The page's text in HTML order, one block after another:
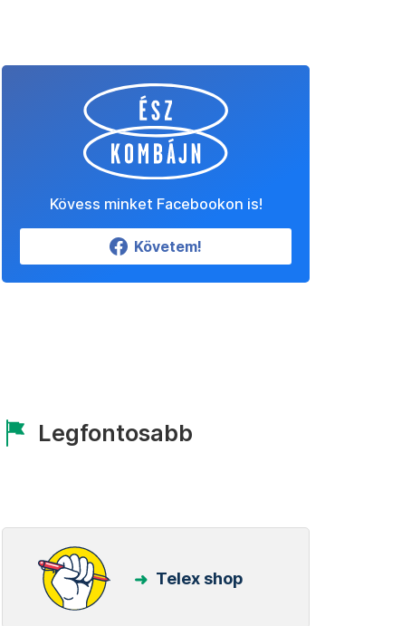
Kövess minket Facebookon is!
Követem!
Legfontosabb
Telex shop